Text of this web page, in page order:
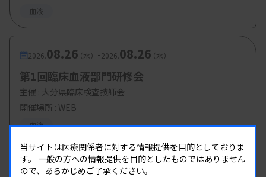
血液
2026. 08.26（水） -2026. 08.26（水）
第1回臨床血液部門研修会
主催 : 大分県臨床検査技師会
開催場所 : WEB
血液
当サイトは医療関係者に対する情報提供を目的としておりま
す。 一般の方への情報提供を目的としたものではありません
ので、あらかじめご了承ください。